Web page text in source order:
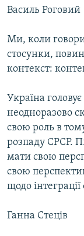
Василь Роговий
Ми, коли
стосунки,
контекст:
Україна
неодноразово
свою роль в
розпаду СРСР.
мати свою
свою
щодо
Ганна Стеців